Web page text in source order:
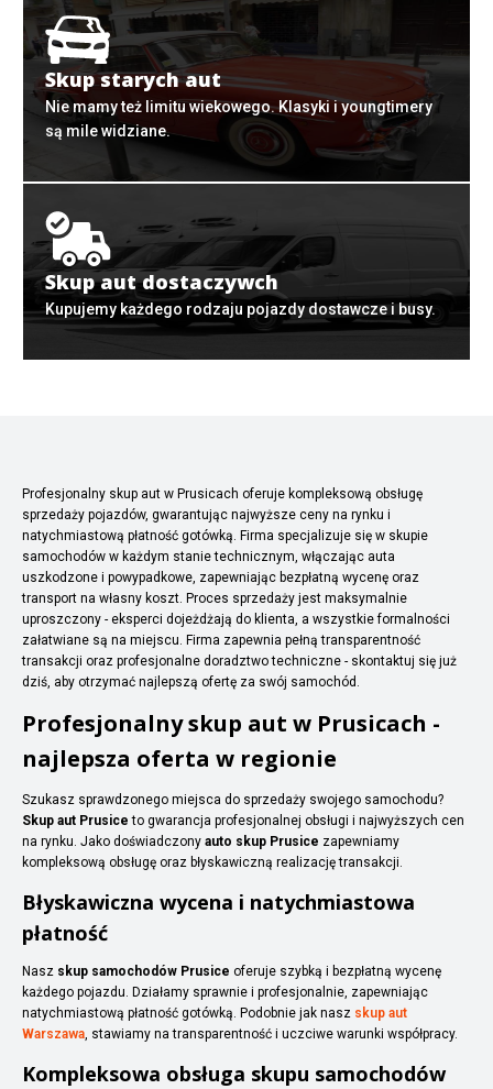
Skup starych aut
Nie mamy też limitu wiekowego. Klasyki i youngtimery
są mile widziane.
Skup aut dostaczywch
Kupujemy każdego rodzaju pojazdy dostawcze i busy.
Profesjonalny skup aut w Prusicach oferuje kompleksową obsługę
sprzedaży pojazdów, gwarantując najwyższe ceny na rynku i
natychmiastową płatność gotówką. Firma specjalizuje się w skupie
samochodów w każdym stanie technicznym, włączając auta
uszkodzone i powypadkowe, zapewniając bezpłatną wycenę oraz
transport na własny koszt. Proces sprzedaży jest maksymalnie
uproszczony - eksperci dojeżdżają do klienta, a wszystkie formalności
załatwiane są na miejscu. Firma zapewnia pełną transparentność
transakcji oraz profesjonalne doradztwo techniczne - skontaktuj się już
dziś, aby otrzymać najlepszą ofertę za swój samochód.
Profesjonalny skup aut w Prusicach -
najlepsza oferta w regionie
Szukasz sprawdzonego miejsca do sprzedaży swojego samochodu?
Skup aut Prusice to gwarancja profesjonalnej obsługi i najwyższych cen
na rynku. Jako doświadczony auto skup Prusice zapewniamy
kompleksową obsługę oraz błyskawiczną realizację transakcji.
Błyskawiczna wycena i natychmiastowa
płatność
Nasz skup samochodów Prusice oferuje szybką i bezpłatną wycenę
każdego pojazdu. Działamy sprawnie i profesjonalnie, zapewniając
natychmiastową płatność gotówką. Podobnie jak nasz skup aut
Warszawa, stawiamy na transparentność i uczciwe warunki współpracy.
Kompleksowa obsługa skupu samochodów